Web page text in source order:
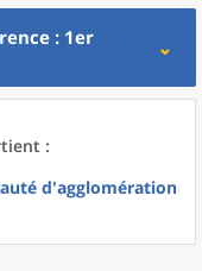
: 1er
:
d'agglomération